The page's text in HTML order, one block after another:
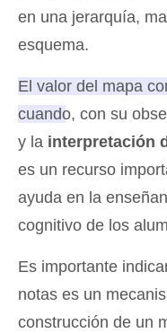
en una jerarquía,
esquema.
El valor del mapa
cuando, con su
y la interpretación
es un recurso
ayuda en la
cognitivo de los
Es importante
notas es un
construcción de un